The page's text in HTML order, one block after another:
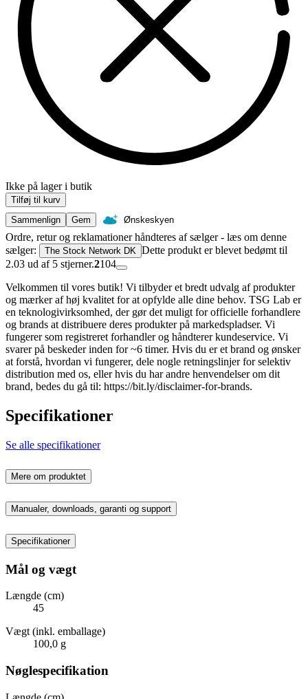
Ikke på lager i butik
Tilføj til kurv
Sammenlign
Gem Ønskeskyen
Ordre, retur og reklamationer håndteres af sælger - læs om denne
sælger:
The Stock Network DK Dette produkt er blevet bedømt til
2.03 ud af 5 stjerner.2104
Velkommen til vores butik! Vi tilbyder et bredt udvalg af produkter
og mærker af høj kvalitet for at opfylde alle dine behov. TSG Lab er
en teknologivirksomhed, der gør det muligt for officielle forhandlere
og brands at distribuere deres produkter på markedspladser. Vi
fungerer som registreret forhandler og håndterer kundeservice. Vi
svarer på beskeder inden for ~6 timer. Hvis du er et brand og ønsker
at forstå, hvordan vi fungerer, dele nogle retningslinjer for selektiv
distribution med os, eller hvis du har andre henvendelser om dit
brand, bedes du gå til: https://bit.ly/disclaimer-for-brands.
Specifikationer
Se alle specifikationer
Mere om produktet
Manualer, downloads, garanti og support
Specifikationer
Mål og vægt
Længde (cm)
45
Vægt (inkl. emballage)
100,0 g
Nøglespecifikation